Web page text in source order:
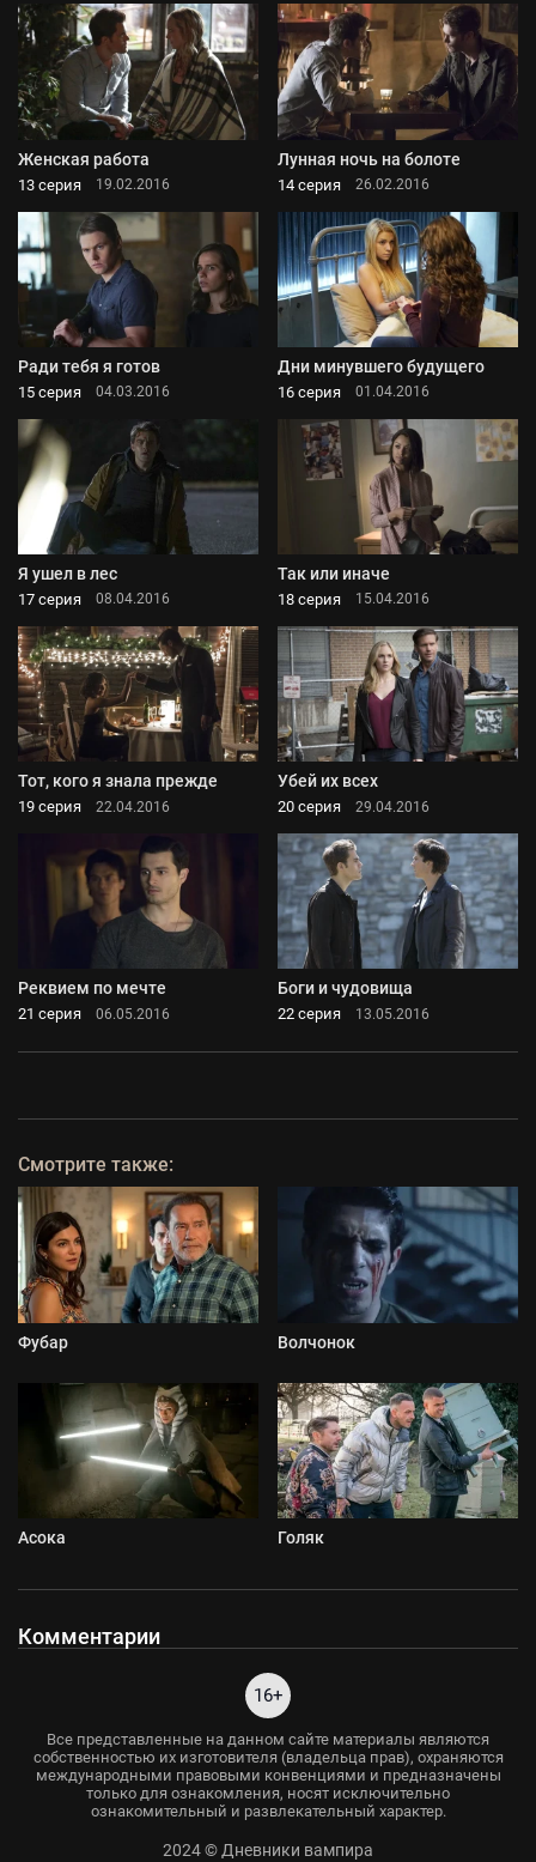
Женская работа
13 серия 19.02.2016
Лунная ночь на болоте
14 серия 26.02.2016
Ради тебя я готов
15 серия 04.03.2016
Дни минувшего будущего
16 серия 01.04.2016
Я ушел в лес
17 серия 08.04.2016
Так или иначе
18 серия 15.04.2016
Тот, кого я знала прежде
19 серия 22.04.2016
Убей их всех
20 серия 29.04.2016
Реквием по мечте
21 серия 06.05.2016
Боги и чудовища
22 серия 13.05.2016
Смотрите также:
Фубар Волчонок
Асока Голяк
Комментарии
16+
Все представленные на данном сайте материалы являются
собственностью их изготовителя (владельца прав), охраняются
международными правовыми конвенциями и предназначены
только для ознакомления, носят исключительно
ознакомительный и развлекательный характер.
2024 © Дневники вампира